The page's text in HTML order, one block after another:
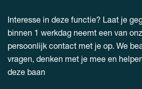
Interesse in deze functie? Laat je
binnen 1 werkdag neemt een van
persoonlijk contact met je op. We
vragen, denken met je mee en
deze baan